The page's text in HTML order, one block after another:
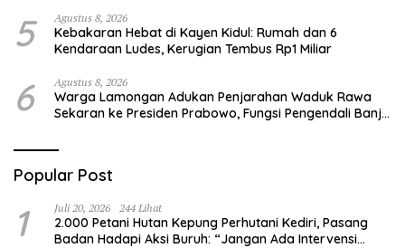
5 Agustus 8, 2026
Kebakaran Hebat di Kayen Kidul: Rumah dan 6
Kendaraan Ludes, Kerugian Tembus Rp1 Miliar
6 Agustus 8, 2026
Warga Lamongan Adukan Penjarahan Waduk Rawa
Sekaran ke Presiden Prabowo, Fungsi Pengendali Banjir
Popular Post
1 Juli 20, 2026 244 Lihat
2.000 Petani Hutan Kepung Perhutani Kediri, Pasang
Badan Hadapi Aksi Buruh: “Jangan Ada Intervensi